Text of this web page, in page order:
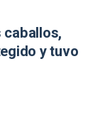
caballos,
y tuvo